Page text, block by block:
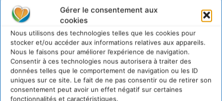
Gérer le consentement aux
cookies
Nous utilisons des technologies telles que les cookies pour
stocker et/ou accéder aux informations relatives aux appareils.
Nous le faisons pour améliorer l’expérience de navigation.
Consentir à ces technologies nous autorisera à traiter des
données telles que le comportement de navigation ou les ID
uniques sur ce site. Le fait de ne pas consentir ou de retirer son
consentement peut avoir un effet négatif sur certaines
fonctionnalités et caractéristiques.
poursuites de consommateurs va-t-il exploser ?
Medef, les entreprises se préparent depuis plusieurs mois
à ce type de procédure. Des outils ont été mis à
disposition des entreprises pour prévenir d’éventuelles
actions de groupe. Il s’agit notamment de vérifier les
polices d’assurances ou les couvertures en cas de litige. Il
faut dire que l’exemple américain peut faire peur. Les
cours fédérales des Etats-Unis ont traité l’an dernier